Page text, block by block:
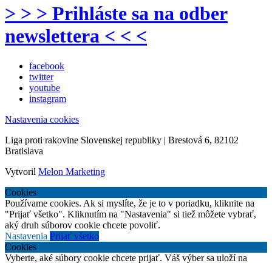
> > > Prihláste sa na odber
newslettera < < <
facebook
twitter
youtube
instagram
Nastavenia cookies
Liga proti rakovine Slovenskej republiky | Brestová 6, 82102
Bratislava
Vytvoril Melon Marketing
Cookies
Používame cookies. Ak si myslíte, že je to v poriadku, kliknite na
"Prijať všetko". Kliknutím na "Nastavenia" si tiež môžete vybrať,
aký druh súborov cookie chcete povoliť.
Nastavenia Prijať všetko
Cookies
Vyberte, aké súbory cookie chcete prijať. Váš výber sa uloží na